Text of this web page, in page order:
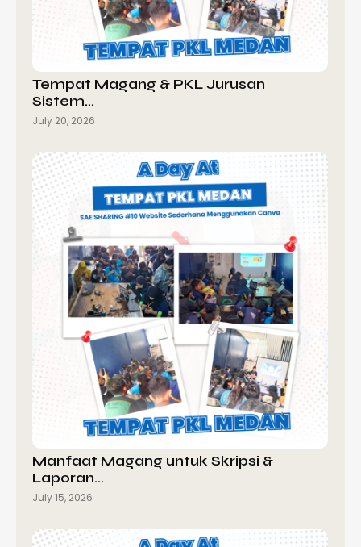
Tempat Magang & PKL Jurusan
Sistem…
July 20, 2026
Manfaat Magang untuk Skripsi &
Laporan…
July 15, 2026